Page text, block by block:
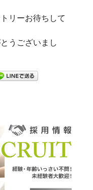
リーお待ちして
うございまし